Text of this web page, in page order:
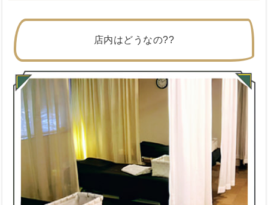
店内はどうなの??